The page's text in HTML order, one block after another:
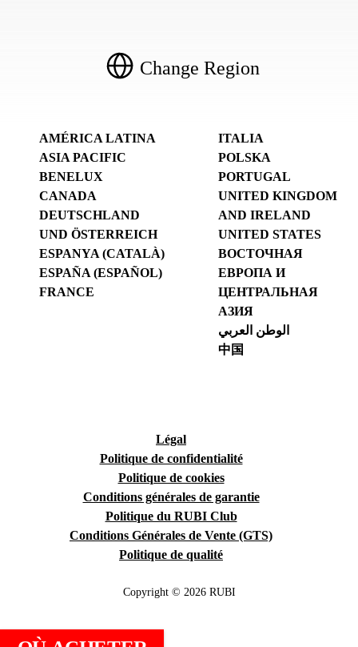
Change Region
AMÉRICA LATINA
ASIA PACIFIC
BENELUX
CANADA
DEUTSCHLAND
UND ÖSTERREICH
ESPANYA (CATALÀ)
ESPAÑA (ESPAÑOL)
FRANCE
ITALIA
POLSKA
PORTUGAL
UNITED KINGDOM
AND IRELAND
UNITED STATES
ВОСТОЧНАЯ
ЕВРОПА И
ЦЕНТРАЛЬНАЯ
АЗИЯ
الوطن العربي
中国
Légal
Politique de confidentialité
Politique de cookies
Conditions générales de garantie
Politique du RUBI Club
Conditions Générales de Vente (GTS)
Politique de qualité
Copyright © 2026 RUBI